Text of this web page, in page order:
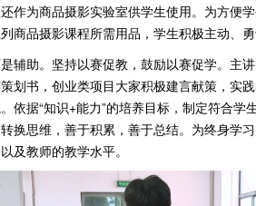
作为商品摄影实验室供学生使用。为方便
商品摄影课程所需用品，学生积极主动、勇
辅助。坚持以赛促教，鼓励以赛促学。主
划书，创业类项目大家积极建言献策，实
依据“知识+能力”的培养目标，制定符合
换思维，善于积累，善于总结。为终身学
及教师的教学水平。